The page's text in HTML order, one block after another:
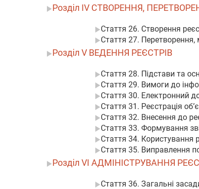
Розділ IV СТВОРЕННЯ,
Стаття 26. Створення
Стаття 27. Перетворення,
Розділ V ВЕДЕННЯ РЕЄСТРІВ
Стаття 28. Підстави та
Стаття 29. Вимоги до
Стаття 30. Електронний
Стаття 31. Реєстрація
Стаття 32. Внесення до
Стаття 33. Формування
Стаття 34. Користування
Стаття 35. Виправлення
Розділ VI АДМІНІСТРУВАННЯ
Стаття 36. Загальні